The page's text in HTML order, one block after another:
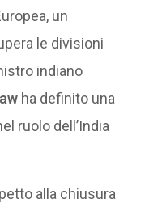
un
le divisioni
indiano
ha definito una
ruolo dell’India
alla chiusura